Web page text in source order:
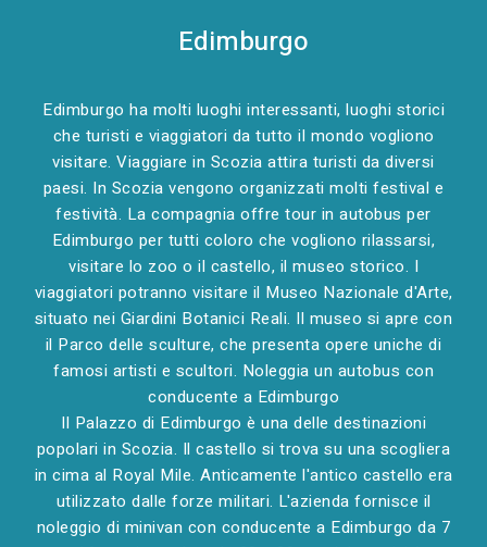
Edimburgo
Edimburgo ha molti luoghi interessanti, luoghi storici
che turisti e viaggiatori da tutto il mondo vogliono
visitare. Viaggiare in Scozia attira turisti da diversi
paesi. In Scozia vengono organizzati molti festival e
festività. La compagnia offre tour in autobus per
Edimburgo per tutti coloro che vogliono rilassarsi,
visitare lo zoo o il castello, il museo storico. I
viaggiatori potranno visitare il Museo Nazionale d'Arte,
situato nei Giardini Botanici Reali. Il museo si apre con
il Parco delle sculture, che presenta opere uniche di
famosi artisti e scultori. Noleggia un autobus con
conducente a Edimburgo
Il Palazzo di Edimburgo è una delle destinazioni
popolari in Scozia. Il castello si trova su una scogliera
in cima al Royal Mile. Anticamente l'antico castello era
utilizzato dalle forze militari. L'azienda fornisce il
noleggio di minivan con conducente a Edimburgo da 7